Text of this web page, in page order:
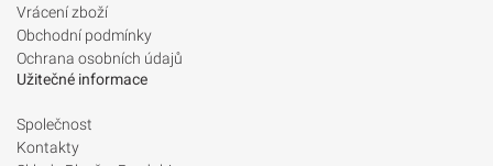
Vrácení zboží
Obchodní podmínky
Ochrana osobních údajů
Užitečné informace
Společnost
Kontakty